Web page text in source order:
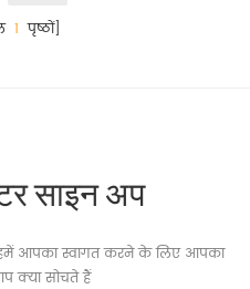
1 पृष्ठों]
साइन अप
आपका स्वागत करने के लिए आपका
क्या सोचते हैं